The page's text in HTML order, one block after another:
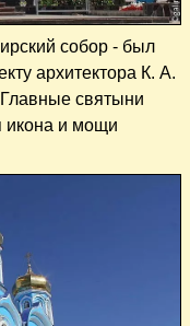
собор - был
архитектора К. А.
святыни
икона и мощи